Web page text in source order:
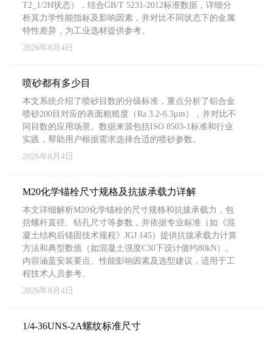
T2_1/2H状态），结合GB/T 5231-2012标准数据，详细分
析其力学性能指标及影响因素，并对比不同状态下的金属
特性差异，为工业选材提供参考。
2026年8月4日
喷砂都有多少目
本文系统介绍了喷砂目数的分级标准，重点分析了铝合金
喷砂200目对应的表面粗糙度（Ra 3.2-6.3μm），并对比不
同目数的应用场景。数据来源包括ISO 8503-1标准和行业
实践，帮助用户根据需求选择合适的喷砂参数。
2026年8月4日
M20化学锚栓尺寸规格及抗拔承载力详解
本文详细解析M20化学锚栓的尺寸规格和抗拔承载力，包
括螺杆直径、钻孔尺寸等参数，并依据专业标准（如《混
凝土结构后锚固技术规程》JGJ 145）提供抗拔承载力计算
方法和典型数值（如混凝土强度C30下设计值约80kN）。
内容涵盖安装要点、性能影响因素及选型建议，适用于工
程技术人员参考。
2026年8月4日
1/4-36UNS-2A螺纹标准尺寸